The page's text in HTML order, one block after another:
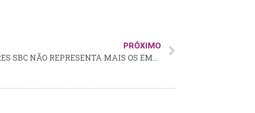
PRÓXIMO
ALERTA: O SINHORES SBC NÃO REPRESENTA MAIS OS EMPRESÁRIOS DE SBC